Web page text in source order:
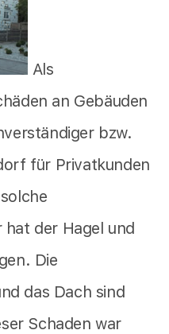
Als
an Gebäuden
bzw.
für Privatkunden
hat der Hagel und
Die
das Dach sind
Schaden war